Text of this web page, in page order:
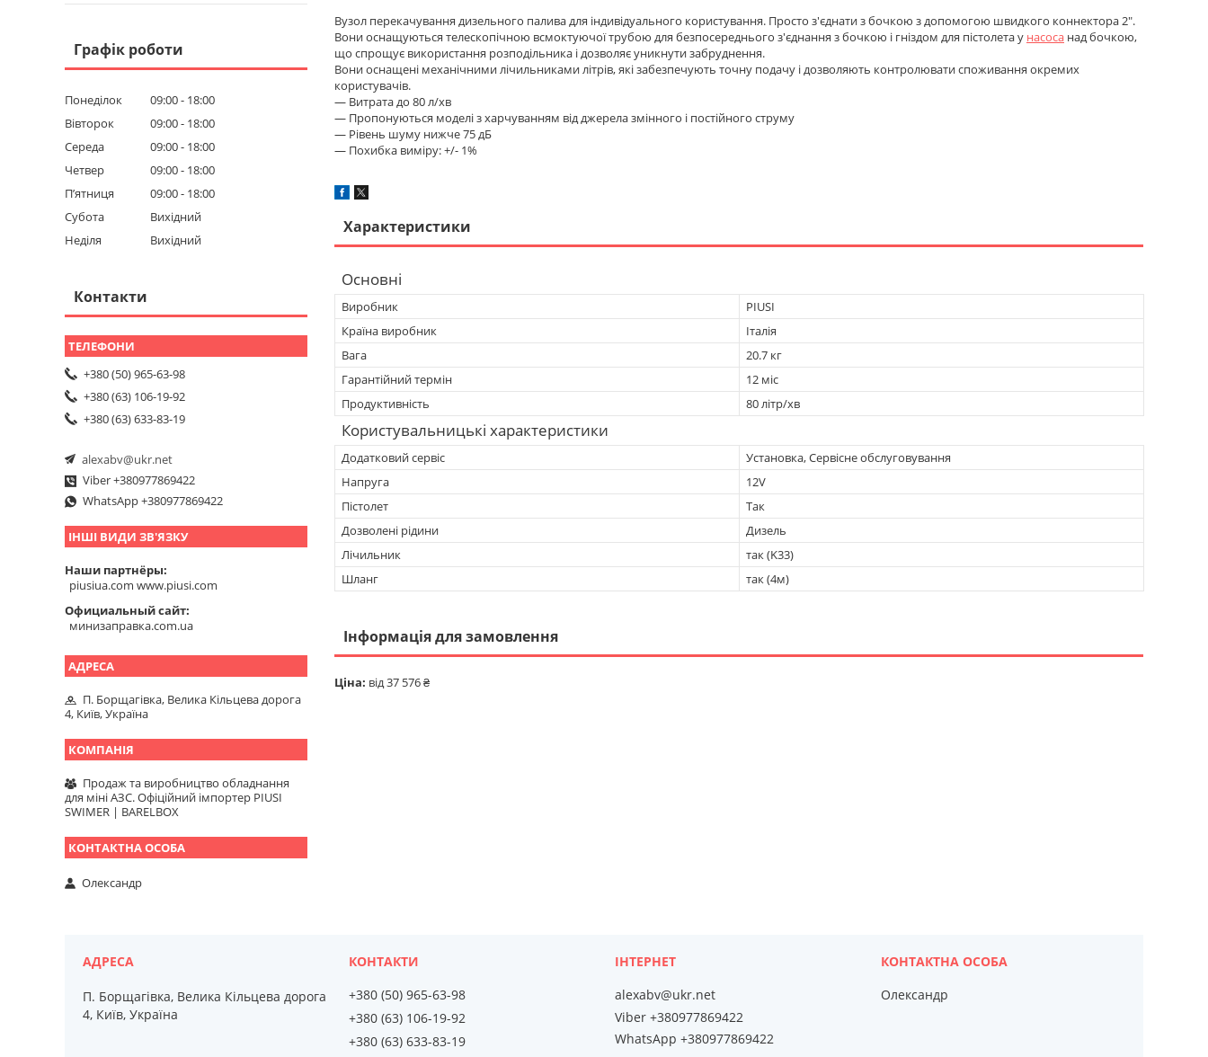
Вузол перекачування дизельного палива для індивідуального користування. Просто з'єднати з бочкою з допомогою швидкого коннектора 2".
Вони оснащуються телескопічною всмоктуючої трубою для безпосереднього з'єднання з бочкою і гніздом для пістолета у насоса над бочкою,
що спрощує використання розподільника і дозволяє уникнути забруднення.
Вони оснащені механічними лічильниками літрів, які забезпечують точну подачу і дозволяють контролювати споживання окремих
користувачів.
― Витрата до 80 л/хв
― Пропонуються моделі з харчуванням від джерела змінного і постійного струму
― Рівень шуму нижче 75 дБ
― Похибка виміру: +/- 1%
Характеристики
Основні
Виробник
PIUSI
Країна виробник
Італія
Вага
20.7 кг
Гарантійний термін
12 міс
Продуктивність
80 літр/хв
Користувальницькі характеристики
Додатковий сервіс
Установка, Сервісне обслуговування
Напруга
12V
Пістолет
Так
Дозволені рідини
Дизель
Лічильник
так (K33)
Шланг
так (4м)
Інформація для замовлення
Ціна: від 37 576 ₴
Графік роботи
Понеділок 09:00
18:00
Вівторок
09:00
18:00
Середа
09:00
18:00
Четвер
09:00
18:00
Пʼятниця
09:00
18:00
Субота
Вихідний
Неділя
Вихідний
Контакти
+380 (50) 965-63-98
+380 (63) 106-19-92
+380 (63) 633-83-19
alexabv@ukr.net
Viber +380977869422
WhatsApp +380977869422
ІНШІ ВИДИ ЗВ'ЯЗКУ
Наши партнёры
piusiua.com www.piusi.com
Официальный сайт
минизаправка.com.ua
П. Борщагівка, Велика Кільцева дорога
4, Київ, Україна
Продаж та виробництво обладнання
для міні АЗС. Офіційний імпортер PIUSI
SWIMER | BARELBOX
Олександр
П. Борщагівка, Велика Кільцева дорога
4, Київ, Україна
+380 (50) 965-63-98
+380 (63) 106-19-92
+380 (63) 633-83-19
alexabv@ukr.net
Viber +380977869422
WhatsApp +380977869422
Олександр